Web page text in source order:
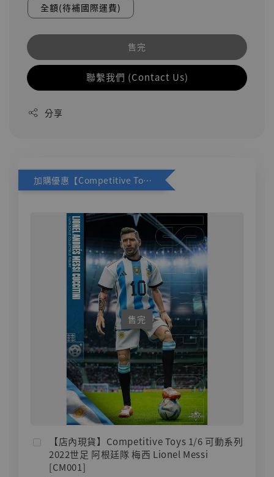
全額(待補國際運費)
售完
聯繫我們 (Contact Us)
分享
加購優惠【Competitive Toys 梅西 [CM001]】
售完
【店內現貨】Competitive Toys 1/6 可動系列
2022世足 阿根廷隊 梅西 Lionel Messi
[CM001]